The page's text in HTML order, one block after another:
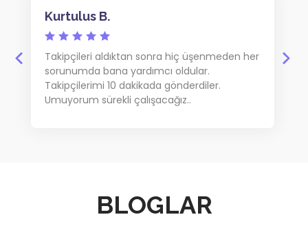
Kurtulus B.
Takipçileri aldıktan sonra hiç üşenmeden her
sorunumda bana yardımcı oldular.
Takipçilerimi 10 dakikada gönderdiler.
Umuyorum sürekli çalışacağız..
BLOGLAR